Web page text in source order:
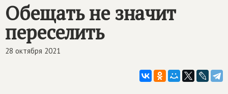
Обещать не значит
переселить
28 октября 2021